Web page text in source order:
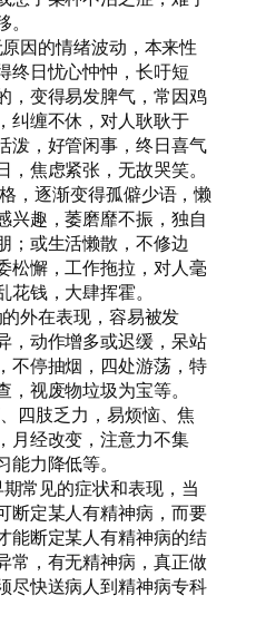
因的情绪波动，本来性
终日忧心忡忡，长吁短
，变得易发脾气，常因鸡
纠缠不休，对人耿耿于
泼，好管闲事，终日喜气
焦虑紧张，无故哭笑。
，逐渐变得孤僻少语，懒
兴趣，萎磨靡不振，独自
；或生活懒散，不修边
松懈，工作拖拉，对人毫
钱，大肆挥霍。
外在表现，容易被发
，动作增多或迟缓，呆站
不停抽烟，四处游荡，特
视废物垃圾为宝等。
四肢乏力，易烦恼、焦
月经改变，注意力不集
力降低等。
常见的症状和表现，当
断定某人有精神病，而要
能断定某人有精神病的结
常，有无精神病，真正做
尽快送病人到精神病专科